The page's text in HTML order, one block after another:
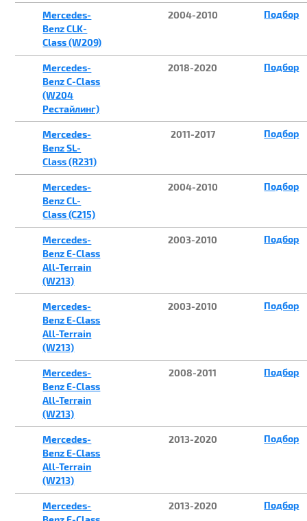
Mercedes-
Benz CLK-
Class (W209)
2004-2010 Подбор
Mercedes-
Benz C-Class
(W204
Рестайлинг)
2018-2020 Подбор
Mercedes-
Benz SL-
Class (R231)
2011-2017 Подбор
Mercedes-
Benz CL-
Class (C215)
2004-2010 Подбор
Mercedes-
Benz E-Class
All-Terrain
(W213)
2003-2010 Подбор
Mercedes-
Benz E-Class
All-Terrain
(W213)
2003-2010 Подбор
Mercedes-
Benz E-Class
All-Terrain
(W213)
2008-2011 Подбор
Mercedes-
Benz E-Class
All-Terrain
(W213)
2013-2020 Подбор
Mercedes-
2013-2020 Подбор